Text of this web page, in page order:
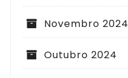
Novembro 2024
Outubro 2024